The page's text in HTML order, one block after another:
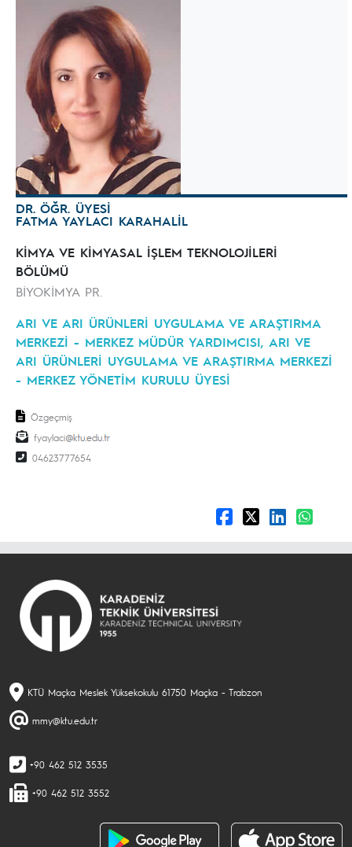
DR. ÖĞR. ÜYESİ
FATMA YAYLACI KARAHALİL
KİMYA VE KİMYASAL İŞLEM TEKNOLOJİLERİ
BÖLÜMÜ
BİYOKİMYA PR.
ARI VE ARI ÜRÜNLERİ UYGULAMA VE ARAŞTIRMA
MERKEZİ - MERKEZ MÜDÜR YARDIMCISI, ARI VE
ARI ÜRÜNLERİ UYGULAMA VE ARAŞTIRMA MERKEZİ
- MERKEZ YÖNETİM KURULU ÜYESİ
Özgeçmiş
fyaylaci
04623777654
KTÜ Maçka Meslek Yüksekokulu 61750 Maçka - Trabzon
mmy@ktu.edu.tr
+90 462 512 3535
+90 462 512 3552